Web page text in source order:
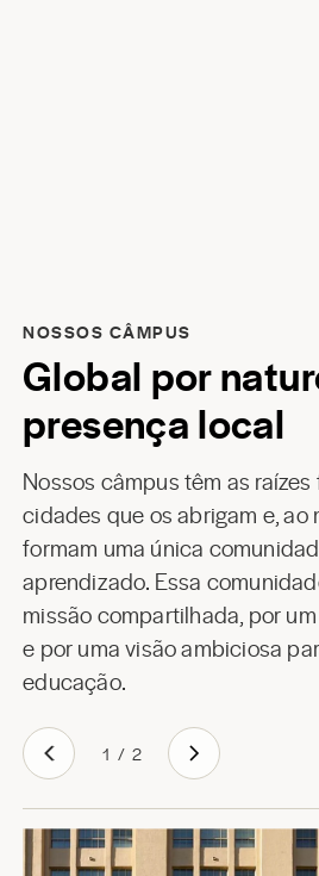
NOSSOS CÂMPUS
Global por
presença local
Nossos câmpus têm as
cidades que os abrigam e, ao
formam uma única
aprendizado. Essa
missão compartilhada, por
e por uma visão ambiciosa
educação.
1 / 2